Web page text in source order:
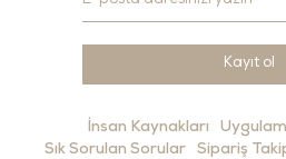
Kayıt ol
İnsan Kaynakları
Sık Sorulan Sorular
Sipariş